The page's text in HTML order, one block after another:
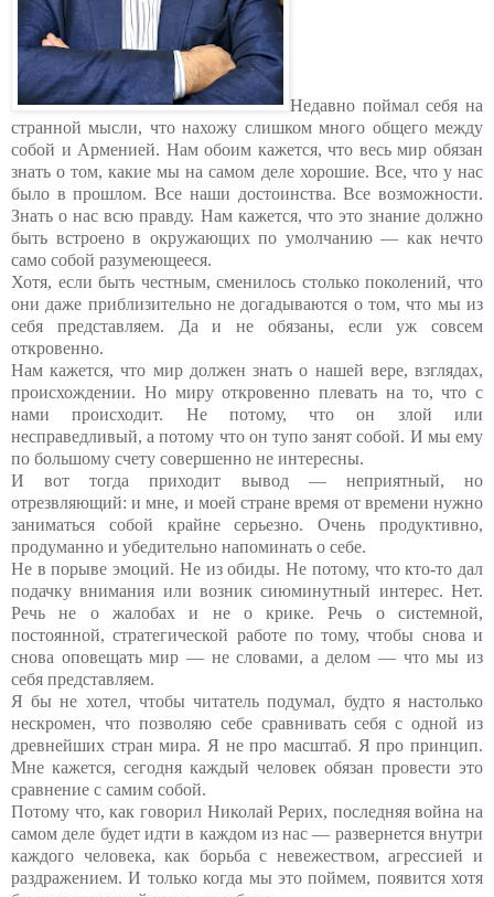
Недавно поймал себя на
странной мысли, что нахожу слишком много общего между
собой и Арменией. Нам обоим кажется, что весь мир обязан
знать о том, какие мы на самом деле хорошие. Все, что у нас
было в прошлом. Все наши достоинства. Все возможности.
Знать о нас всю правду. Нам кажется, что это знание должно
быть встроено в окружающих по умолчанию — как нечто
само собой разумеющееся.
Хотя, если быть честным, сменилось столько поколений, что
они даже приблизительно не догадываются о том, что мы из
себя представляем. Да и не обязаны, если уж совсем
откровенно.
Нам кажется, что мир должен знать о нашей вере, взглядах,
происхождении. Но миру откровенно плевать на то, что с
нами происходит. Не потому, что он злой или
несправедливый, а потому что он тупо занят собой. И мы ему
по большому счету совершенно не интересны.
И вот тогда приходит вывод — неприятный, но
отрезвляющий: и мне, и моей стране время от времени нужно
заниматься собой крайне серьезно. Очень продуктивно,
продуманно и убедительно напоминать о себе.
Не в порыве эмоций. Не из обиды. Не потому, что кто-то дал
подачку внимания или возник сиюминутный интерес. Нет.
Речь не о жалобах и не о крике. Речь о системной,
постоянной, стратегической работе по тому, чтобы снова и
снова оповещать мир — не словами, а делом — что мы из
себя представляем.
Я бы не хотел, чтобы читатель подумал, будто я настолько
нескромен, что позволяю себе сравнивать себя с одной из
древнейших стран мира. Я не про масштаб. Я про принцип.
Мне кажется, сегодня каждый человек обязан провести это
сравнение с самим собой.
Потому что, как говорил Николай Рерих, последняя война на
самом деле будет идти в каждом из нас — развернется внутри
каждого человека, как борьба с невежеством, агрессией и
раздражением. И только когда мы это поймем, появится хотя